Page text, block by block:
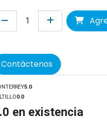
Contáctenos
5.0
0.0
en existencia